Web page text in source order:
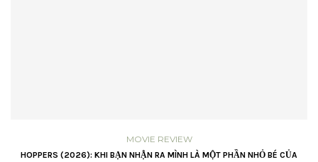
MOVIE REVIEW
HOPPERS (2026): KHI BẠN NHẬN RA MÌNH LÀ MỘT PHẦN NHỎ BÉ CỦA